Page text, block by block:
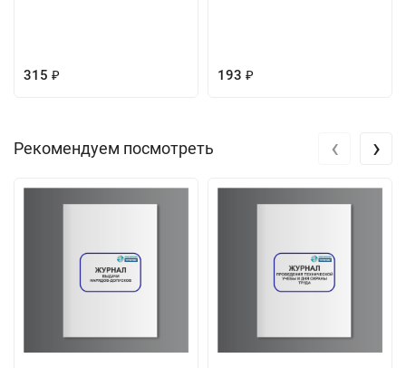
315 ₽ 193 ₽
Рекомендуем посмотреть ‹ ›